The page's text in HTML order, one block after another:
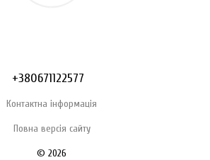
+380671122577
Контактна інформація
Повна версія сайту
© 2026